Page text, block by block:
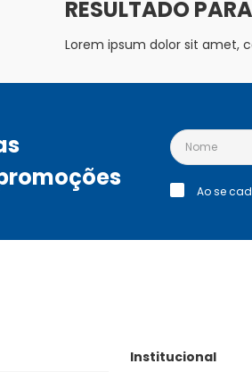
Lorem ipsum dolor sit amet,
Ao se
Institucional